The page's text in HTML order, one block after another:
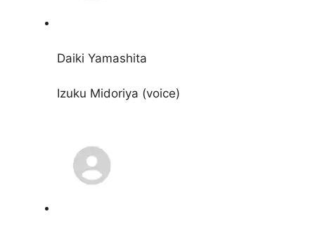
Daiki Yamashita
Izuku Midoriya (voice)